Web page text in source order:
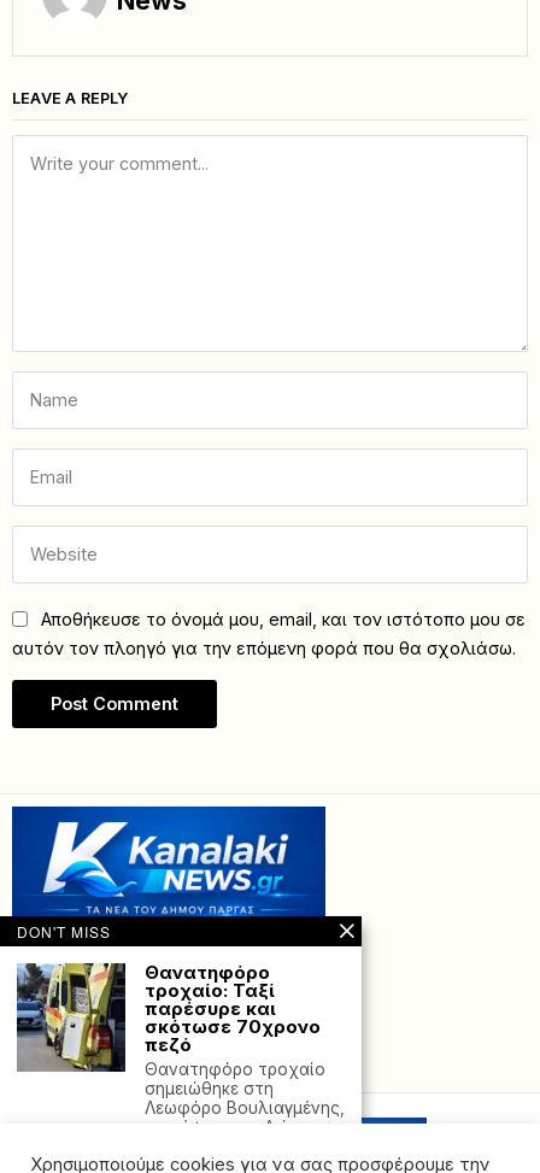
LEAVE A REPLY
Αποθήκευσε το όνομά μου, email, και τον ιστότοπο μου σε
αυτόν τον πλοηγό για την επόμενη φορά που θα σχολιάσω.
Powered with by Hostville”)
Χρησιμοποιούμε cookies για να σας προσφέρουμε την
DON'T MISS
Θανατηφόρο
τροχαίο: Ταξί
παρέσυρε και
σκότωσε 70χρονο
πεζό
Θανατηφόρο τροχαίο
σημειώθηκε στη
Λεωφόρο Βουλιαγμένης,
στο ύψος του Αγίου
Η Χαμάς θα